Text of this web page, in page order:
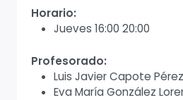
Horario:
Jueves 16:00 20:00
Profesorado:
Luis Javier Capote Pérez
Eva María González